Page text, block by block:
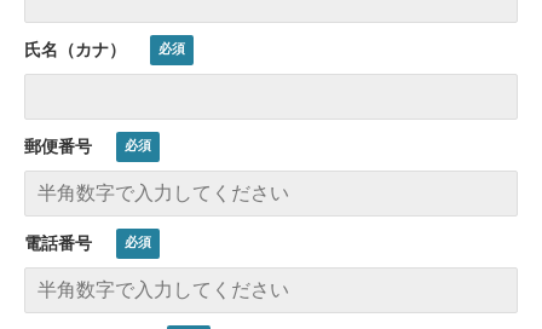
氏名（カナ）
郵便番号
電話番号